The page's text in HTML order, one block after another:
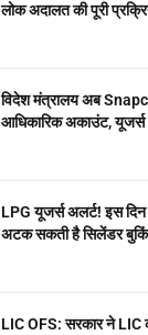
लोक अदालत की पूरी
विदेश मंत्रालय अब
आधिकारिक अकाउंट,
LPG यूजर्स अलर्ट! इस
अटक सकती है सिलेंडर
LIC OFS: सरकार ने LIC